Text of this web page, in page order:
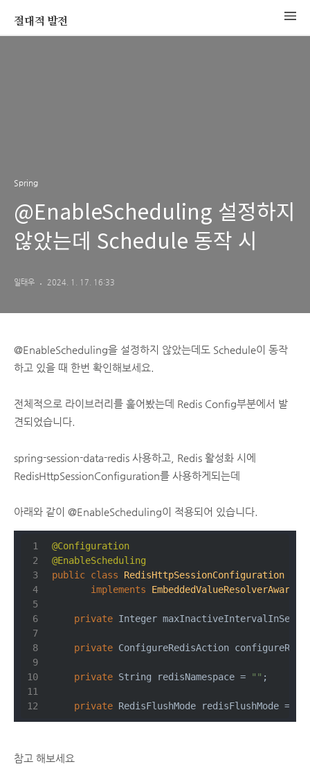
절대적 발전
Spring
@EnableScheduling 설정하지
않았는데 Schedule 동작 시
일태우 2024. 1. 17. 16:33
@EnableScheduling을 설정하지 않았는데도 Schedule이 동작
하고 있을 때 한번 확인해보세요.
전체적으로 라이브러리를 훑어봤는데 Redis Config부분에서 발
견되었습니다.
spring-session-data-redis 사용하고, Redis 활성화 시에
RedisHttpSessionConfiguration를 사용하게되는데
아래와 같이 @EnableScheduling이 적용되어 있습니다.
@Configuration
@EnableScheduling
public class RedisHttpSessionConfiguration
implements
EmbeddedValueResolverAware
private Integer
private ConfigureRedisAction
private String redisNamespace = "" ;
private RedisFlushMode redisFlushMode =
참고 해보세요